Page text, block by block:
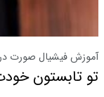
آموزش فیشیال صورت
تو تابستون